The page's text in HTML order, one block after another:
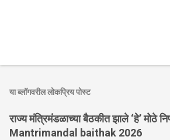
या ब्लॉगवरील लोकप्रिय पोस्ट
राज्य मंत्रिमंडळाच्या बैठकीत झाले ‘हे’ मोठे
Mantrimandal baithak 2026